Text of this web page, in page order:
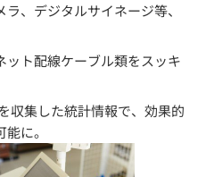
、デジタルサイネージ等、
ット配線ケーブル類をスッキ
収集した統計情報で、効果的
に。